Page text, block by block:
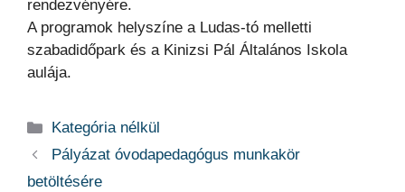
rendezvényére.
A programok helyszíne a Ludas-tó melletti
szabadidőpark és a Kinizsi Pál Általános Iskola
aulája.
Kategória
Kategória nélkül
Pályázat óvodapedagógus munkakör
betöltésére